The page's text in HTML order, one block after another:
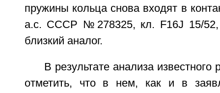
пружины кольца снова входят в
а.с. СССР №278325, кл. F16J 15/52,
близкий аналог.
В результате анализа
отметить, что в нем, как и в